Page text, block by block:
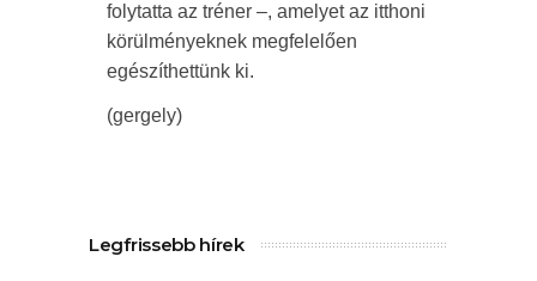
folytatta az tréner –, amelyet az itthoni
körülményeknek megfelelően
egészíthettünk ki.
(gergely)
Legfrissebb hírek